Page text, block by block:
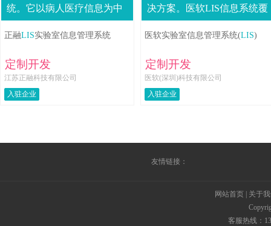
统。它以病人医疗信息为中
心、以医疗业务处理为主
线、以提高检验科....
正融LIS实验室信息管理系统
定制开发
江苏正融科技有限公司
入驻企业
决方案。医软LIS信息系统覆
盖门急诊标本采集、住院标
本采集、常规检验、微生物
医软实验室信息管理系统(LIS)
定制开发
医软(深圳)科技有限公司
入驻企业
友情链接：
网站首页
关于
客服热线：